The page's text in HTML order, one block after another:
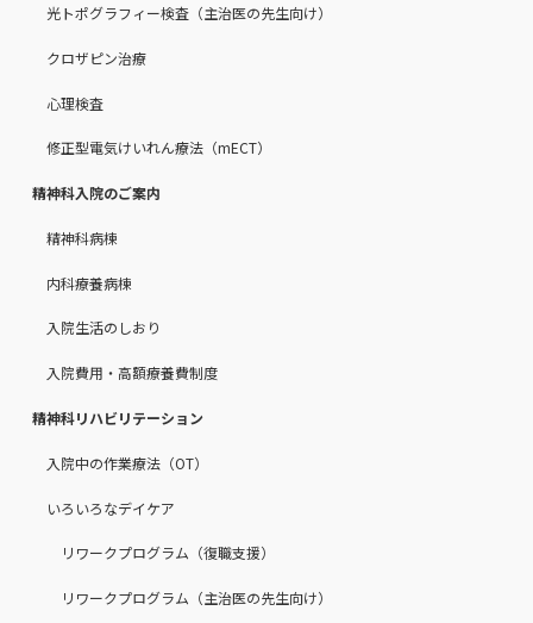
光トポグラフィー検査（主治医の先生向け）
クロザピン治療
心理検査
修正型電気けいれん療法（mECT）
精神科入院のご案内
精神科病棟
内科療養病棟
入院生活のしおり
入院費用・高額療養費制度
精神科リハビリテーション
入院中の作業療法（OT）
いろいろなデイケア
リワークプログラム（復職支援）
リワークプログラム（主治医の先生向け）